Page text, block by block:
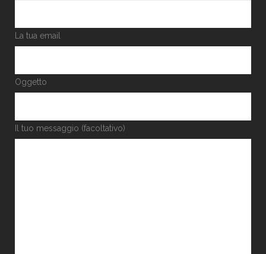
La tua email
Oggetto
Il tuo messaggio (facoltativo)